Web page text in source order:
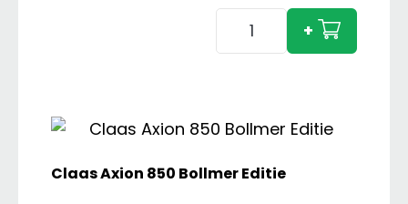
Case
Hydra-
Shift
aantal
+
Claas Axion 850 Bollmer Editie